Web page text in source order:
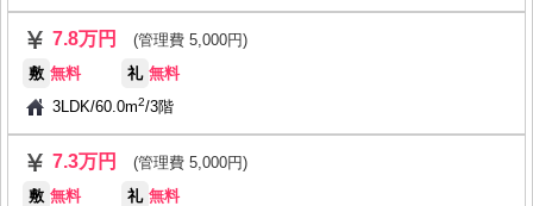
7.8万円
(管理費 5,000円)
敷 無料 礼 無料
3LDK/60.0m2/3階
7.3万円
(管理費 5,000円)
敷 無料 礼 無料